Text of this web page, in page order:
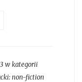
w kategorii
non-fiction